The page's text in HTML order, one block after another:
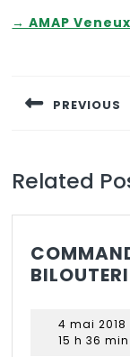
→ AMAP
l’article
PREVIOUS
Related
4 mai 2018
15 h 36 min